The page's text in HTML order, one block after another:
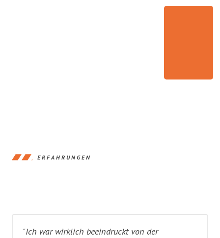
ERFAHRUNGEN
"Ich war wirklich beeindruckt von der